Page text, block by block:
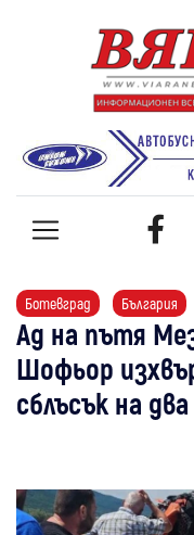
Ботевград България
Ад на пътя
Шофьор
сблъсък на